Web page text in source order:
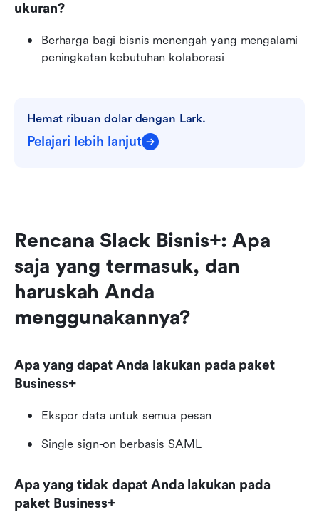
ukuran?
Berharga bagi bisnis menengah yang mengalami
peningkatan kebutuhan kolaborasi
Hemat ribuan dolar dengan Lark.
Pelajari lebih lanjut
Rencana Slack Bisnis+: Apa
saja yang termasuk, dan
haruskah Anda
menggunakannya?
Apa yang dapat Anda lakukan pada paket
Business+
Ekspor data untuk semua pesan
Single sign-on berbasis SAML
Apa yang tidak dapat Anda lakukan pada
paket Business+